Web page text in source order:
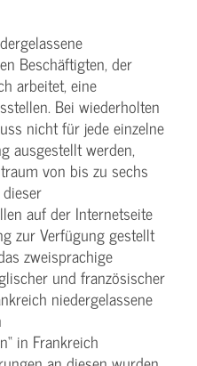
Beschäftigten, der
arbeitet, eine
Bei wiederholten
nicht für jede einzelne
ausgestellt werden,
von bis zu sechs
auf der Internetseite
zur Verfügung gestellt
zweisprachige
und französischer
niedergelassene
in Frankreich